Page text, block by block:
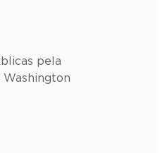
pela
Washington